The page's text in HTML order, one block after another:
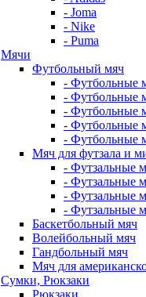
- Joma
- Nike
- Puma
Мячи
Футбольный мяч
- Футбольные
- Футбольные
- Футбольные
- Футбольные
- Футбольные
Мяч для футзала и
- Футзальные
- Футзальные
- Футзальные
- Футзальные
Баскетбольный мяч
Волейбольный мяч
Гандбольный мяч
Мяч для
Сумки, Рюкзаки
Рюкзаки